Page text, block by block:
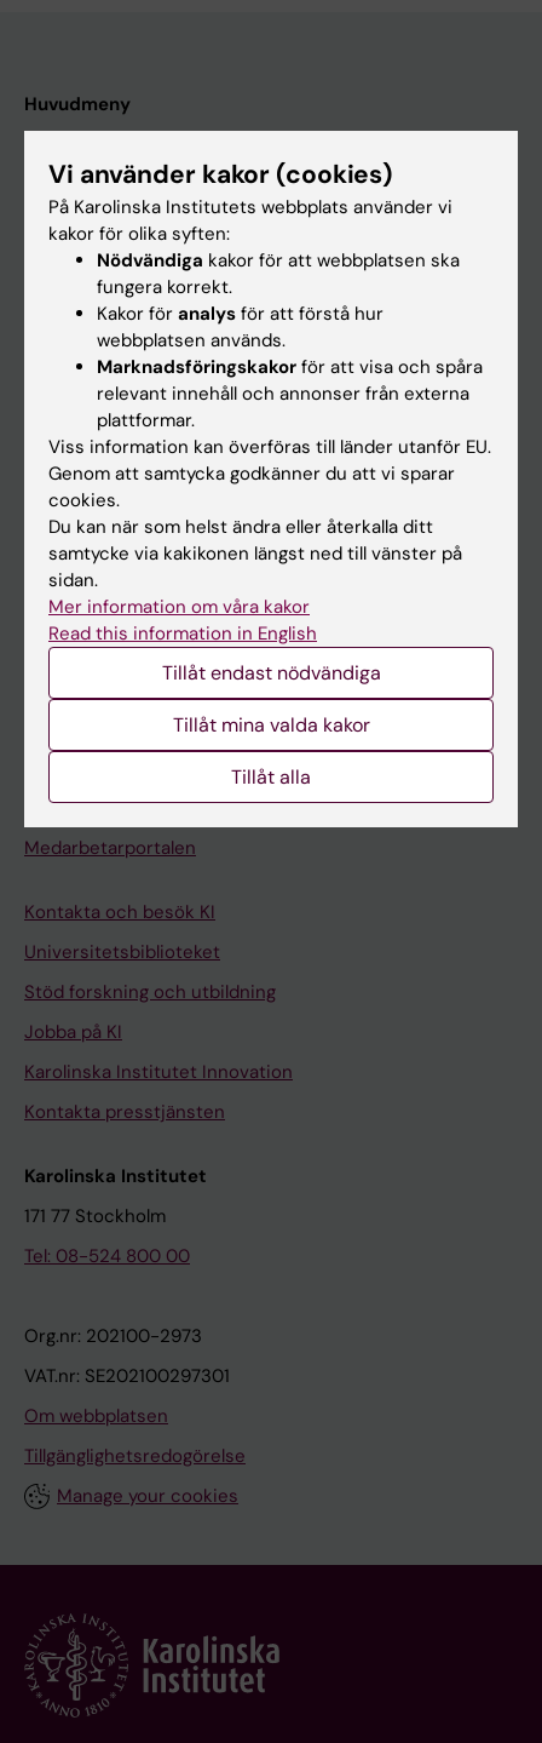
Huvudmeny
Forskarutbildning
Forskning
Kalender
Student
Ladok
Canvas
Schema
Studentmejlen
Kurs- och programwebbar
Medarbetare
Medarbetarportalen
Kontakta och besök KI
Universitetsbiblioteket
Stöd forskning och utbildning
Jobba på KI
Karolinska Institutet Innovation
Kontakta presstjänsten
Karolinska Institutet
171 77 Stockholm
Tel: 08-524 800 00
Org.nr: 202100-2973
VAT.nr: SE202100297301
Om webbplatsen
Tillgänglighetsredogörelse
Manage your cookies
Vi använder kakor (cookies)
På Karolinska Institutets webbplats använder vi
kakor för olika syften:
Nödvändiga kakor för att webbplatsen ska
fungera korrekt.
Kakor för analys för att förstå hur
webbplatsen används.
Marknadsföringskakor för att visa och spåra
relevant innehåll och annonser från externa
plattformar.
Viss information kan överföras till länder utanför EU.
Genom att samtycka godkänner du att vi sparar
cookies.
Du kan när som helst ändra eller återkalla ditt
samtycke via kakikonen längst ned till vänster på
sidan.
Mer information om våra kakor
Read this information in English
Tillåt endast nödvändiga
Tillåt mina valda kakor
Tillåt alla